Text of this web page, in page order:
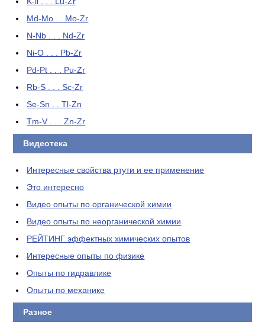
Md-Mo . . Mo-Zr
N-Nb . . . Nd-Zr
Ni-O . . . Pb-Zr
Pd-Pt . . . Pu-Zr
Rb-S . . . Sc-Zr
Se-Sn . . Tl-Zn
Tm-V . . . Zn-Zr
Видеотека
Интересные свойства ртути и ее применение
Это интересно
Видео опыты по органической химии
Видео опыты по неорганической химии
РЕЙТИНГ эффектных химических опытов
Интересные опыты по физике
Опыты по гидравлике
Опыты по механике
Разное